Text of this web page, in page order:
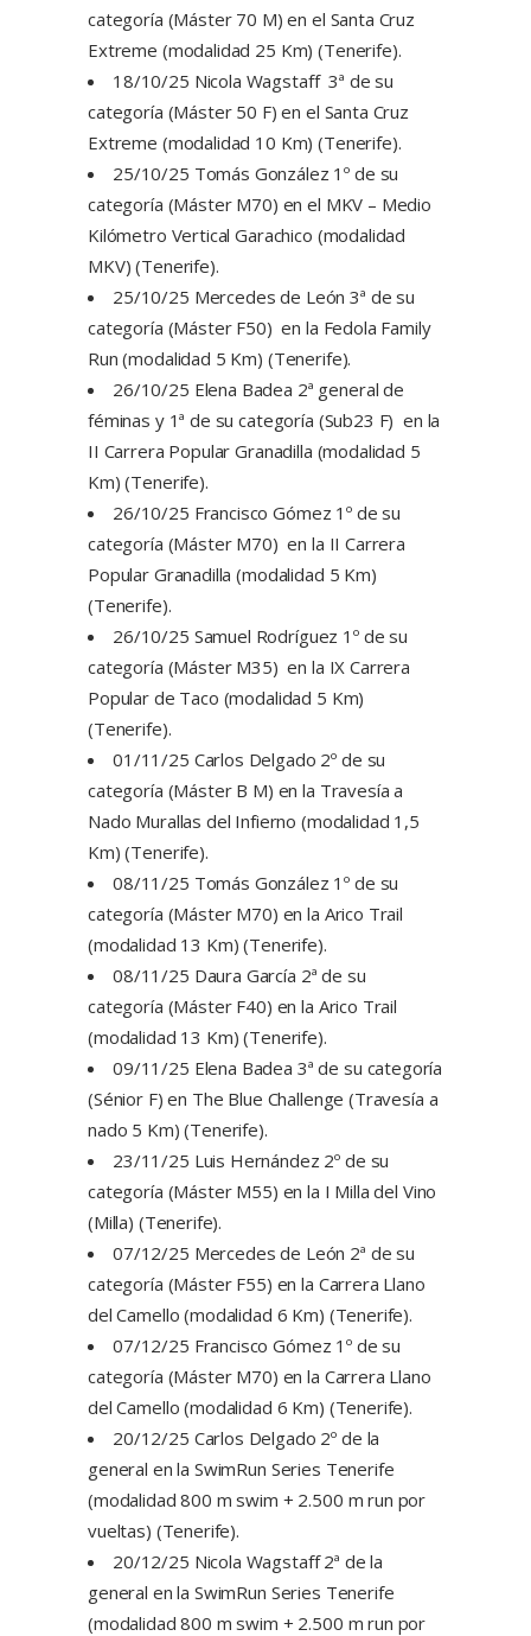
categoría (Máster 70 M) en el Santa Cruz
Extreme (modalidad 25 Km) (Tenerife).
18/10/25 Nicola Wagstaff 3ª de su
categoría (Máster 50 F) en el Santa Cruz
Extreme (modalidad 10 Km) (Tenerife).
25/10/25 Tomás González 1º de su
categoría (Máster M70) en el MKV – Medio
Kilómetro Vertical Garachico (modalidad
MKV) (Tenerife).
25/10/25 Mercedes de León 3ª de su
categoría (Máster F50) en la Fedola Family
Run (modalidad 5 Km) (Tenerife).
26/10/25 Elena Badea 2ª general de
féminas y 1ª de su categoría (Sub23 F) en la
II Carrera Popular Granadilla (modalidad 5
Km) (Tenerife).
26/10/25 Francisco Gómez 1º de su
categoría (Máster M70) en la II Carrera
Popular Granadilla (modalidad 5 Km)
(Tenerife).
26/10/25 Samuel Rodríguez 1º de su
categoría (Máster M35) en la IX Carrera
Popular de Taco (modalidad 5 Km)
(Tenerife).
01/11/25 Carlos Delgado 2º de su
categoría (Máster B M) en la Travesía a
Nado Murallas del Infierno (modalidad 1,5
Km) (Tenerife).
08/11/25 Tomás González 1º de su
categoría (Máster M70) en la Arico Trail
(modalidad 13 Km) (Tenerife).
08/11/25 Daura García 2ª de su
categoría (Máster F40) en la Arico Trail
(modalidad 13 Km) (Tenerife).
09/11/25 Elena Badea 3ª de su categoría
(Sénior F) en The Blue Challenge (Travesía a
nado 5 Km) (Tenerife).
23/11/25 Luis Hernández 2º de su
categoría (Máster M55) en la I Milla del Vino
(Milla) (Tenerife).
07/12/25 Mercedes de León 2ª de su
categoría (Máster F55) en la Carrera Llano
del Camello (modalidad 6 Km) (Tenerife).
07/12/25 Francisco Gómez 1º de su
categoría (Máster M70) en la Carrera Llano
del Camello (modalidad 6 Km) (Tenerife).
20/12/25 Carlos Delgado 2º de la
general en la SwimRun Series Tenerife
(modalidad 800 m swim + 2.500 m run por
vueltas) (Tenerife).
20/12/25 Nicola Wagstaff 2ª de la
general en la SwimRun Series Tenerife
(modalidad 800 m swim + 2.500 m run por